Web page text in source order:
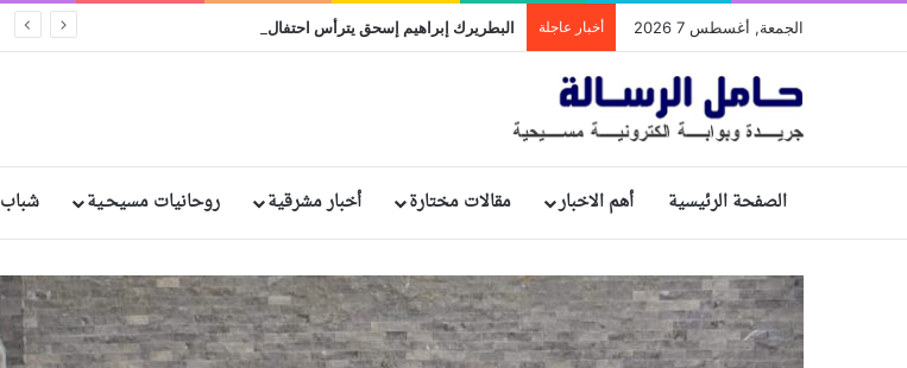
الجمعة, أغسطس 7 2026 أخبار عاجلة
الصفحة الرئيسية أهم الاخبار مقالات مختارة أخبار مشرقية روحانيات مسيحـية شباب